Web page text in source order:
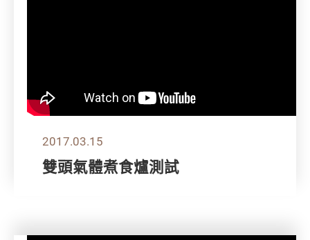
2017.03.15
雙頭氣體煮食爐測試